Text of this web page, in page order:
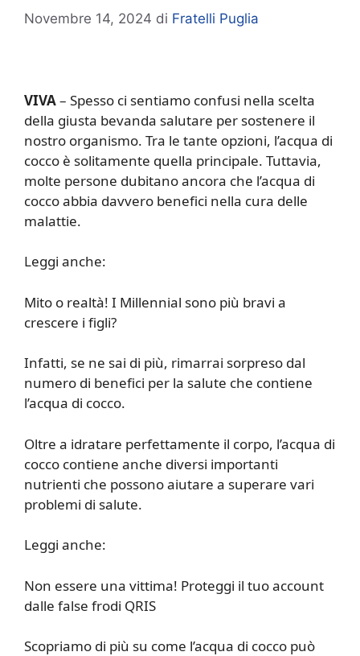
Novembre 14, 2024 di Fratelli Puglia
VIVA– Spesso ci sentiamo confusi nella scelta
della giusta bevanda salutare per sostenere il
nostro organismo. Tra le tante opzioni, l’acqua di
cocco è solitamente quella principale. Tuttavia,
molte persone dubitano ancora che l’acqua di
cocco abbia davvero benefici nella cura delle
malattie.
Leggi anche:
Mito o realtà! I Millennial sono più bravi a
crescere i figli?
Infatti, se ne sai di più, rimarrai sorpreso dal
numero di benefici per la salute che contiene
l’acqua di cocco.
Oltre a idratare perfettamente il corpo, l’acqua di
cocco contiene anche diversi importanti
nutrienti che possono aiutare a superare vari
problemi di salute.
Leggi anche:
Non essere una vittima! Proteggi il tuo account
dalle false frodi QRIS
Scopriamo di più su come l’acqua di cocco può